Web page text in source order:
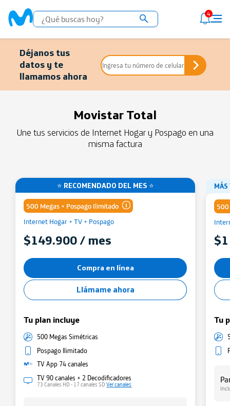
4
Déjanos tus
datos y te
llamamos ahora
Movistar Total
Une tus servicios de Internet Hogar y Pospago en una
misma factura
⭐ RECOMENDADO DEL MES ⭐
500 Megas + Pospago Ilimitado
Minutos y SMS
Internet Hogar + TV + Pospago
$149.900 / mes
Compra en línea
Llámame ahora
Tu plan incluye
500 Megas Simétricas
Pospago Ilimitado
TV App 74 canales
TV 90 canales + 2 Decodificadores
73 Canales HD - 17 canales SDVer canales
MÁS
500
Tu